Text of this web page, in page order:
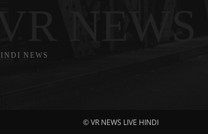
NEWS
© VR NEWS LIVE HINDI